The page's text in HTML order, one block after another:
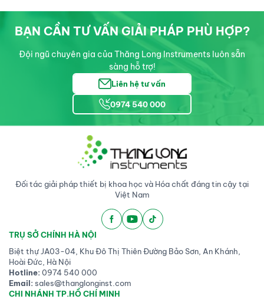
BẠN CẦN TƯ VẤN GIẢI PHÁP PHÙ HỢP?
Đội ngũ chuyên gia của Thăng Long Instruments luôn sẵn
sàng hỗ trợ!
Liên hệ tư vấn
0974 540 000
Đối tác giải pháp thiết bị khoa học và Hóa chất đáng tin cậy tại
Việt Nam
TRỤ SỞ CHÍNH HÀ NỘI
Biệt thự JA03-04, Khu Đô Thị Thiên Đường Bảo Sơn, An Khánh,
Hoài Đức, Hà Nội
Hotline:0974 540 000
Email:sales@thanglonginst.com
CHI NHÁNH TP.HỒ CHÍ MINH